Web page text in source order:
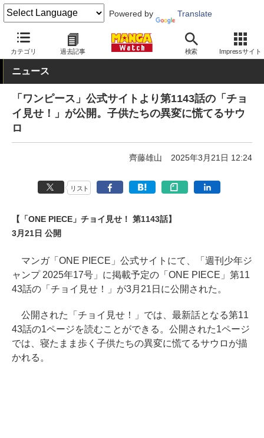
Powered by Translate
カテゴリ 過去記事 検索 Impressサイト
MANGA Watch 少年 ONE PIECE
ニュース
「ワンピース」公式サイトより第1143話の「チョ
イ見せ！」が公開。子供たちの異変に慌てるサウ
ロ
齊藤雄山 2025年3月21日 12:24
リスト
【「ONE PIECE」チョイ見せ！ 第1143話】
3月21日 公開
マンガ「ONE PIECE」公式サイトにて、「週刊少年ジ
ャンプ 2025年17号」に掲載予定の「ONE PIECE」第11
43話の「チョイ見せ！」が3月21日に公開された。
公開された「チョイ見せ！」では、最新話となる第11
43話の1ページを読むことができる。公開された1ページ
では、寝たまま歩く子供たちの異変に慌てるサウロが描
かれる。